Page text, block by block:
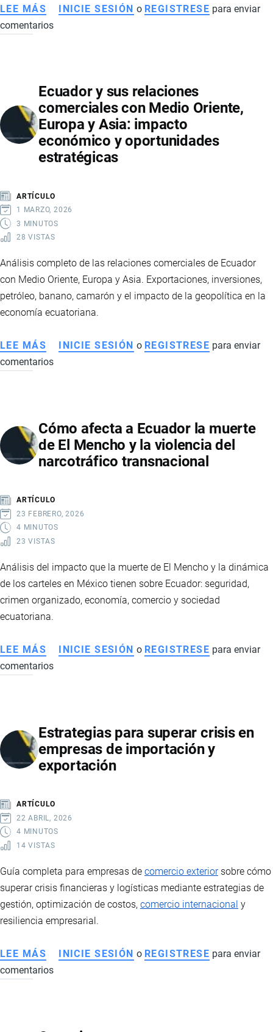
LEE MÁS SOBRE
CÓMO
EN
EE.UU.
DESDE
ECUADOR:
VENTAJAS
INTERNACIONAL
INICIE SESIÓN o REGISTRESE para enviar
comentarios
Ecuador y sus relaciones
comerciales con Medio Oriente,
Europa y Asia: impacto
económico y oportunidades
estratégicas
ARTÍCULO
1 MARZO, 2026
3 MINUTOS
28 VISTAS
Análisis completo de las relaciones comerciales de Ecuador
con Medio Oriente, Europa y Asia. Exportaciones, inversiones,
petróleo, banano, camarón y el impacto de la geopolítica en la
economía ecuatoriana.
LEE MÁS SOBRE
ECUADOR
COMERCIALES
CON
MEDIO
Y
ASIA:
IMPACTO
INICIE SESIÓN o REGISTRESE para enviar
comentarios
Cómo afecta a Ecuador la muerte
de El Mencho y la violencia del
narcotráfico transnacional
ARTÍCULO
23 FEBRERO, 2026
4 MINUTOS
23 VISTAS
Análisis del impacto que la muerte de El Mencho y la dinámica
de los carteles en México tienen sobre Ecuador: seguridad,
crimen organizado, economía, comercio y sociedad
ecuatoriana.
LEE MÁS SOBRE
CÓMO
LA
MUERTE
DE
LA
VIOLENCIA
NARCOTRÁFICO
TRANSNACIONAL
INICIE SESIÓN o REGISTRESE para enviar
comentarios
Estrategias para superar crisis en
empresas de importación y
exportación
ARTÍCULO
22 ABRIL, 2026
4 MINUTOS
14 VISTAS
Guía completa para empresas de comercio exteriorsobre cómo
superar crisis financieras y logísticas mediante estrategias de
gestión, optimización de costos, comercio internacional y
resiliencia empresarial.
LEE MÁS SOBRE
ESTRATEGIAS
INICIE SESIÓN o REGISTRESE para enviar
comentarios